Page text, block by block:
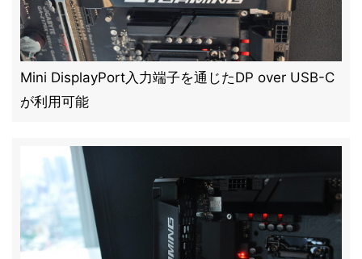
Mini DisplayPort入力端子を通じたDP over USB-C
が利用可能